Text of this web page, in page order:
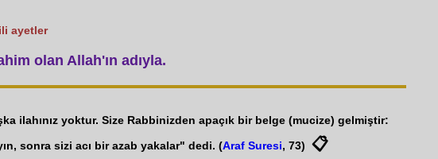
ayetler
olan Allah'ın adıyla.
ilahınız yoktur. Size Rabbinizden apaçık bir belge (mucize) gelmiştir:
sonra sizi acı bir azab yakalar" dedi. (Araf Suresi, 73) 📋